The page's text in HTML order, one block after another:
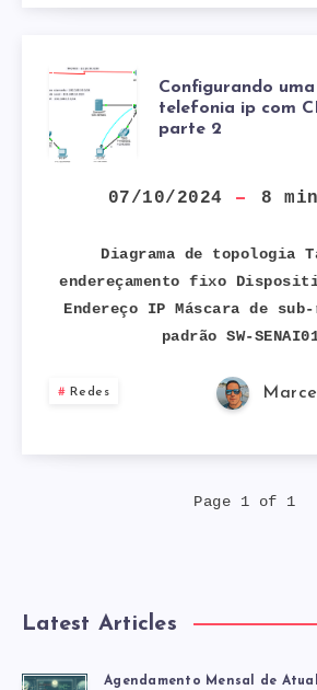
UMA
REDE
DE
COM
CLI
CISCO
PARTE
2
Configurando
telefonia ip com
parte 2
07/10/2024 8
Diagrama de topologia
endereçamento fixo
Endereço IP Máscara de sub-
padrão SW-
Redes
Page 1 of 1
Latest Articles
Agendamento Mensal de